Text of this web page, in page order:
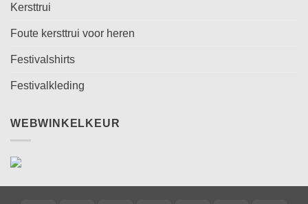
Kersttrui
Foute kersttrui voor heren
Festivalshirts
Festivalkleding
WEBWINKELKEUR